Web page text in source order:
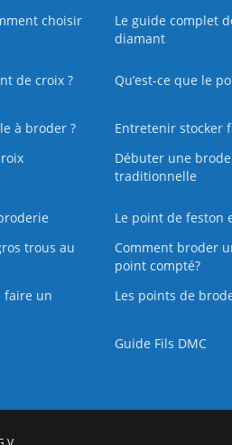
choisir
Le guide complet
diamant
de croix ?
Qu’est-ce que le
à broder ?
Entretenir stocker
Débuter une
traditionnelle
Le point de feston
trous au
Comment broder
point compté?
faire un
Les points de
Guide Fils DMC